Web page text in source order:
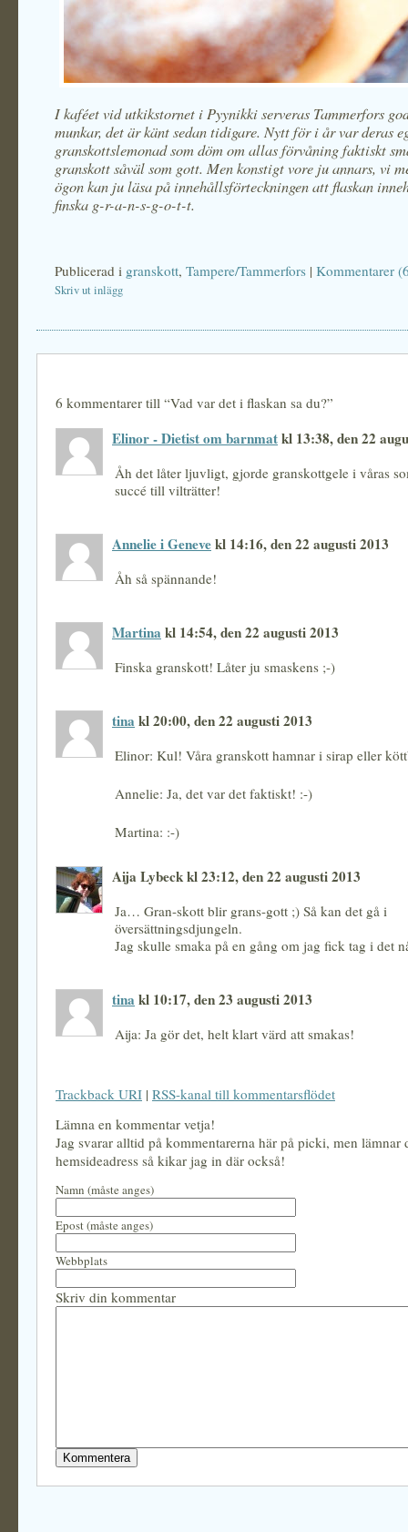
I kaféet vid utkikstornet i Pyynikki serveras Tammerfors
munkar, det är känt sedan tidigare. Nytt för i år var deras
granskottslemonad som döm om allas förvåning faktiskt
granskott såväl som gott. Men konstigt vore ju annars, vi
ögon kan ju läsa på innehållsförteckningen att flaskan
finska g-r-a-n-s-g-o-t-t.
Publicerad i granskott, Tampere/Tammerfors | Kommentarer
Skriv ut inlägg
6 kommentarer till “Vad var det i flaskan sa du?”
Elinor - Dietist om barnmatkl 13:38, den 22
Åh det låter ljuvligt, gjorde granskottgele i våras
succé till vilträtter!
Annelie i Genevekl 14:16, den 22 augusti 2013
Åh så spännande!
Martina kl 14:54, den 22 augusti 2013
Finska granskott! Låter ju smaskens ;-)
tina kl 20:00, den 22 augusti 2013
Elinor: Kul! Våra granskott hamnar i sirap eller
Annelie: Ja, det var det faktiskt! :-)
Martina: :-)
Aija Lybeck kl 23:12, den 22 augusti 2013
Ja… Gran-skott blir grans-gott ;) Så kan det gå i
översättningsdjungeln.
Jag skulle smaka på en gång om jag fick tag i det
tina kl 10:17, den 23 augusti 2013
Aija: Ja gör det, helt klart värd att smakas!
Trackback URI | RSS-kanal till kommentarsflödet
Lämna en kommentar vetja!
Jag svarar alltid på kommentarerna här på picki, men lämnar
hemsideadress så kikar jag in där också!
Namn (måste anges)
Epost (måste anges)
Webbplats
Skriv din kommentar